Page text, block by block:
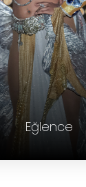
Eğlence